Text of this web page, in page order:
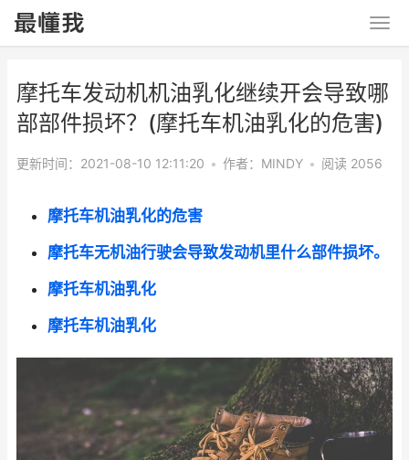
摩托车发动机机油乳化继续开会导致哪
部部件损坏？(摩托车机油乳化的危害)
更新时间：2021-08-10 12:11:20 • 作者：MINDY • 阅读 2056
摩托车机油乳化的危害
摩托车无机油行驶会导致发动机里什么部件损坏。
摩托车机油乳化
摩托车机油乳化